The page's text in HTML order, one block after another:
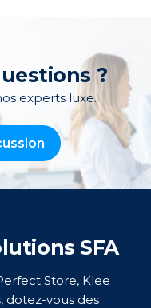
?
experts luxe.
SFA
Store, Klee
dotez-vous des